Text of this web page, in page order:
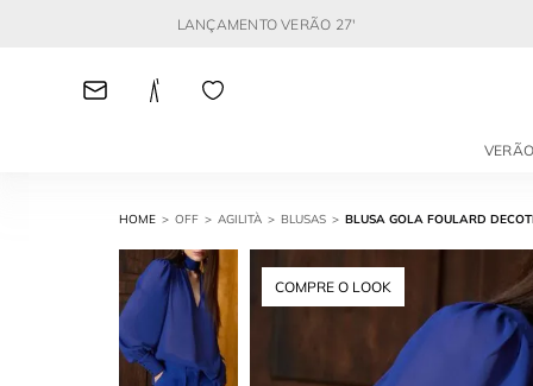
LANÇAMENTO VERÃO 27'
OFF AGILITÀ BLUSAS BLUSA GOLA FOULARD
COMPRE O LOOK